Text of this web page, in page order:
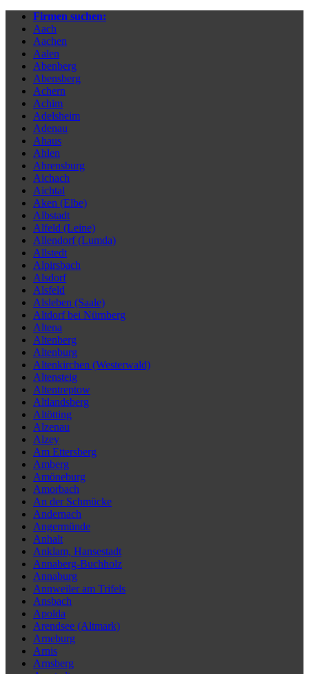
Firmen suchen:
Aach
Aachen
Aalen
Abenberg
Abensberg
Achern
Achim
Adelsheim
Adenau
Ahaus
Ahlen
Ahrensburg
Aichach
Aichtal
Aken (Elbe)
Albstadt
Alfeld (Leine)
Allendorf (Lumda)
Allstedt
Alpirsbach
Alsdorf
Alsfeld
Alsleben (Saale)
Altdorf bei Nürnberg
Altena
Altenberg
Altenburg
Altenkirchen (Westerwald)
Altensteig
Altentreptow
Altlandsberg
Altötting
Alzenau
Alzey
Am Ettersberg
Amberg
Amöneburg
Amorbach
An der Schmücke
Andernach
Angermünde
Anhalt
Anklam, Hansestadt
Annaberg-Buchholz
Annaburg
Annweiler am Trifels
Ansbach
Apolda
Arendsee (Altmark)
Arneburg
Arnis
Arnsberg